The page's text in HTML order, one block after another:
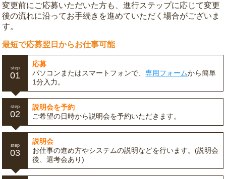
変更前にご応募いただいた方も、進行ステップに応じて変更
後の流れに沿ってお手続きを進めていただく場合がございま
す。
最短で応募翌日からお仕事可能
step
01
応募
パソコンまたはスマートフォンで、専用フォームから簡単
1分入力。
step
02
説明会を予約
ご希望の日時から説明会を予約いただきます。
step
03
説明会
お仕事の進め方やシステムの説明などを行います。(説明会
後、選考会あり)